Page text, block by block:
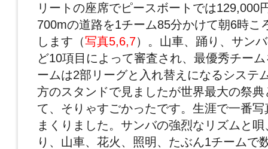
リートの座席でピースボートでは129,000
700mの道路を1チーム85分かけて朝6時こ
します（写真5,6,7）。山車、踊り、サン
ど10項目によって審査され、最優秀チー
ームは2部リーグと入れ替えになるシステ
方のスタンドで見ましたが世界最大の祭
て、そりゃすごかったです。生涯で一番
まくりました。サンバの強烈なリズムと
り、山車、花火、照明、たぶん1チームで